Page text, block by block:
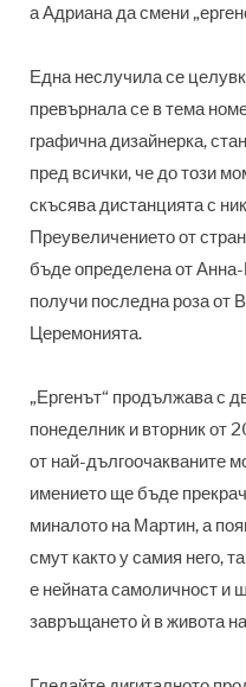
а Адриана да смени
Една неслучила се
превърнала се в тема
графична дизайнерка,
пред всички, че до този
скъсява дистанцията с
Преувеличението от
бъде определена от
получи последна роза от
Церемонията.
„Ергенът“ продължава с
понеделник и вторник от
от най-дългоочакваните
имението ще бъде
миналото на Мартин, а
смут както у самия него,
е нейната самоличност и
завръщането ѝ в живота